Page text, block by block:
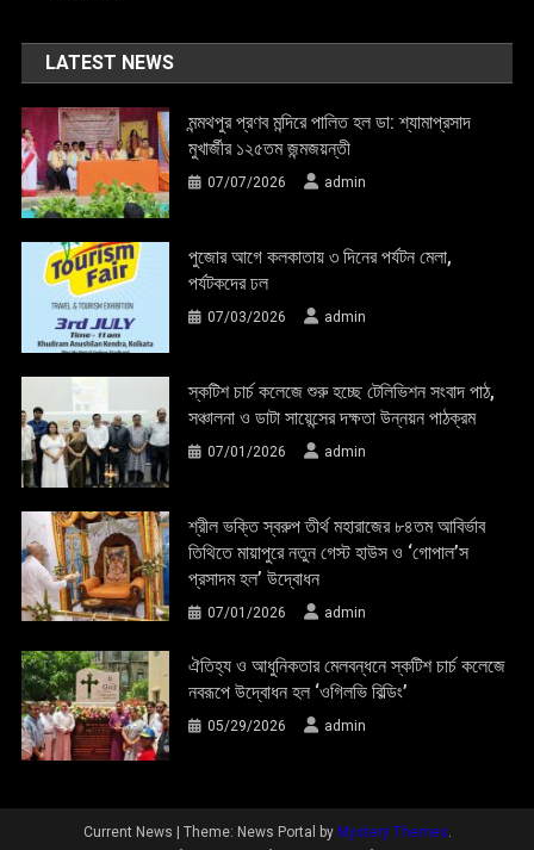
LATEST NEWS
মন্মথপুর প্রণব মন্দিরে পালিত হল ডা: শ্যামাপ্রসাদ
মুখার্জীর ১২৫তম জন্মজয়ন্তী
07/07/2026 admin
পুজোর আগে কলকাতায় ৩ দিনের পর্যটন মেলা,
পর্যটকদের ঢল
07/03/2026 admin
স্কটিশ চার্চ কলেজে শুরু হচ্ছে টেলিভিশন সংবাদ পাঠ,
সঞ্চালনা ও ডাটা সায়েন্সের দক্ষতা উন্নয়ন পাঠক্রম
07/01/2026 admin
শ্রীল ভক্তি স্বরুপ তীর্থ মহারাজের ৮৪তম আবির্ভাব
তিথিতে মায়াপুরে নতুন গেস্ট হাউস ও ‘গোপাল’স
প্রসাদম হল’ উদ্বোধন
07/01/2026 admin
ঐতিহ্য ও আধুনিকতার মেলবন্ধনে স্কটিশ চার্চ কলেজে
নবরূপে উদ্বোধন হল ‘ওগিলভি বিল্ডিং’
05/29/2026 admin
Current News Theme: News Portal by Mystery Themes.